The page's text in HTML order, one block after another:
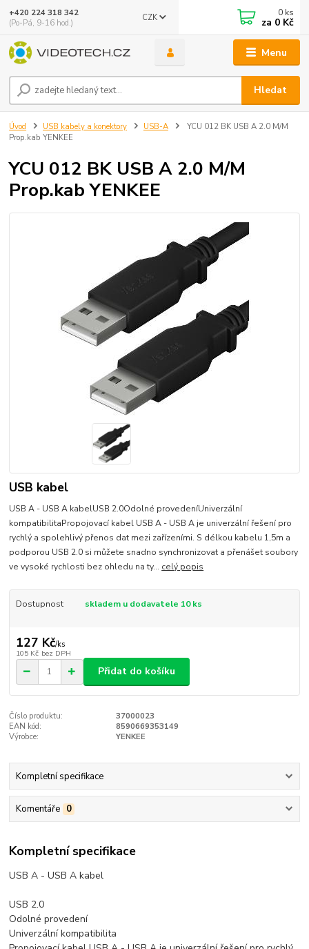
Menu
CZK
Hledat
+420 224 318 342
(Po-Pá, 9-16 hod.)
0 ks
za 0 Kč
Úvod USB kabely a konektory USB-A
YCU 012 BK USB A 2.0 M/M
Prop.kab YENKEE
YCU 012 BK USB A 2.0 M/M
Prop.kab YENKEE
USB kabel
USB A - USB A kabelUSB 2.0Odolné provedeníUniverzální
kompatibilitaPropojovací kabel USB A - USB A je univerzální řešení pro
rychlý a spolehlivý přenos dat mezi zařízeními. S délkou kabelu 1,5m a
podporou USB 2.0 si můžete snadno synchronizovat a přenášet soubory
ve vysoké rychlosti bez ohledu na ty... celý popis
Dostupnost skladem u dodavatele 10 ks
127 Kč/ks
105 Kč bez DPH
Přidat do košíku
Číslo produktu:
37000023
EAN kód:
8590669353149
Výrobce:
YENKEE
Kompletní specifikace
Komentáře 0
Kompletní specifikace
USB A - USB A kabel
USB 2.0
Odolné provedení
Univerzální kompatibilita